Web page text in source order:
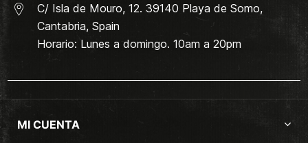
C/ Isla de Mouro, 12. 39140 Playa de Somo,
Cantabria, Spain
Horario: Lunes a domingo. 10am a 20pm
MI CUENTA